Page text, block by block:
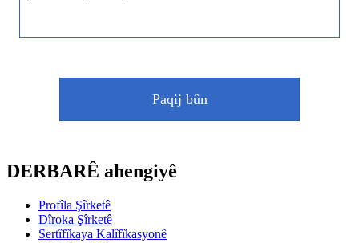
Paqij bûn
DERBARÊ ahengiyê
Profîla Şîrketê
Dîroka Şîrketê
Sertîfîkaya Kalîfîkasyonê